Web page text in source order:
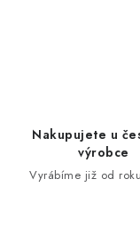
Nakupujete u
výrobce
Vyrábíme již od